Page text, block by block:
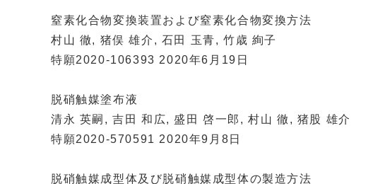
窒素化合物変換装置および窒素化合物変換方法
村山 徹, 猪俣 雄介, 石田 玉青, 竹歳 絢子
特願2020-106393 2020年6月19日
脱硝触媒塗布液
清永 英嗣, 吉田 和広, 盛田 啓一郎, 村山 徹, 猪股 雄介
特願2020-570591 2020年9月8日
脱硝触媒成型体及び脱硝触媒成型体の製造方法